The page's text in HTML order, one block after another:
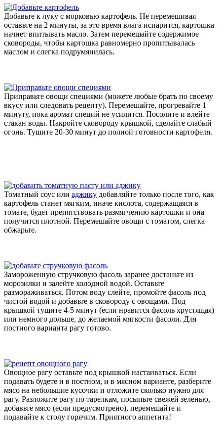
Добавьте к луку с морковью картофель. Не перемешивая
оставьте на 2 минуты, за это время влага испарится, картошка
начнет впитывать масло. Затем перемешайте содержимое
сковороды, чтобы картошка равномерно пропитывалась
маслом и слегка подрумянилась.
Приправьте овощи специями (можете любые брать по своему
вкусу или следовать рецепту). Перемешайте, прогревайте 1
минуту, пока аромат специй не усилится. Посолите и влейте
стакан воды. Накройте сковороду крышкой, сделайте слабый
огонь. Тушите 20-30 минут до полной готовности картофеля.
Томатный соус или аджику добавляйте только после того, как
картофель станет мягким, иначе кислота, содержащаяся в
томате, будет препятствовать размягчению картошки и она
получится плотной. Перемешайте овощи с томатом, слегка
обжарьте.
Замороженную стручковую фасоль заранее достаньте из
морозилки и залейте холодной водой. Оставьте
размораживаться. Потом воду слейте, промойте фасоль под
чистой водой и добавьте в сковороду с овощами. Под
крышкой тушите 4-5 минут (если нравится фасоль хрустящая)
или немного дольше, до желаемой мягкости фасоли. Для
постного варианта рагу готово.
Овощное рагу оставьте под крышкой настаиваться. Если
подавать будете и в постном, и в мясном варианте, разберите
мясо на небольшие кусочки и отложите сколько нужно для
рагу. Разложите рагу по тарелкам, посыпьте свежей зеленью,
добавьте мясо (если предусмотрено), перемешайте и
подавайте к столу горячим. Приятного аппетита!